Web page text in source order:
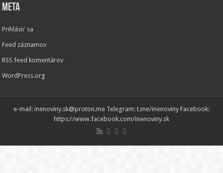
Meta
Prihlásiť sa
Feed záznamov
RSS feed komentárov
WordPress.org
e-mail: inenoviny.sk@proton.me Telegram: t.me/inenoviny Facebook:
https://www.facebook.com/inenoviny.sk